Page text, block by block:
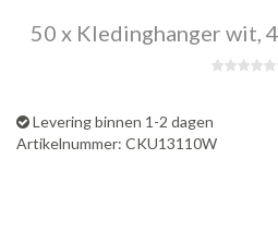
50 x Kledinghanger wit,
Levering binnen 1-2 dagen
Artikelnummer: CKU13110W